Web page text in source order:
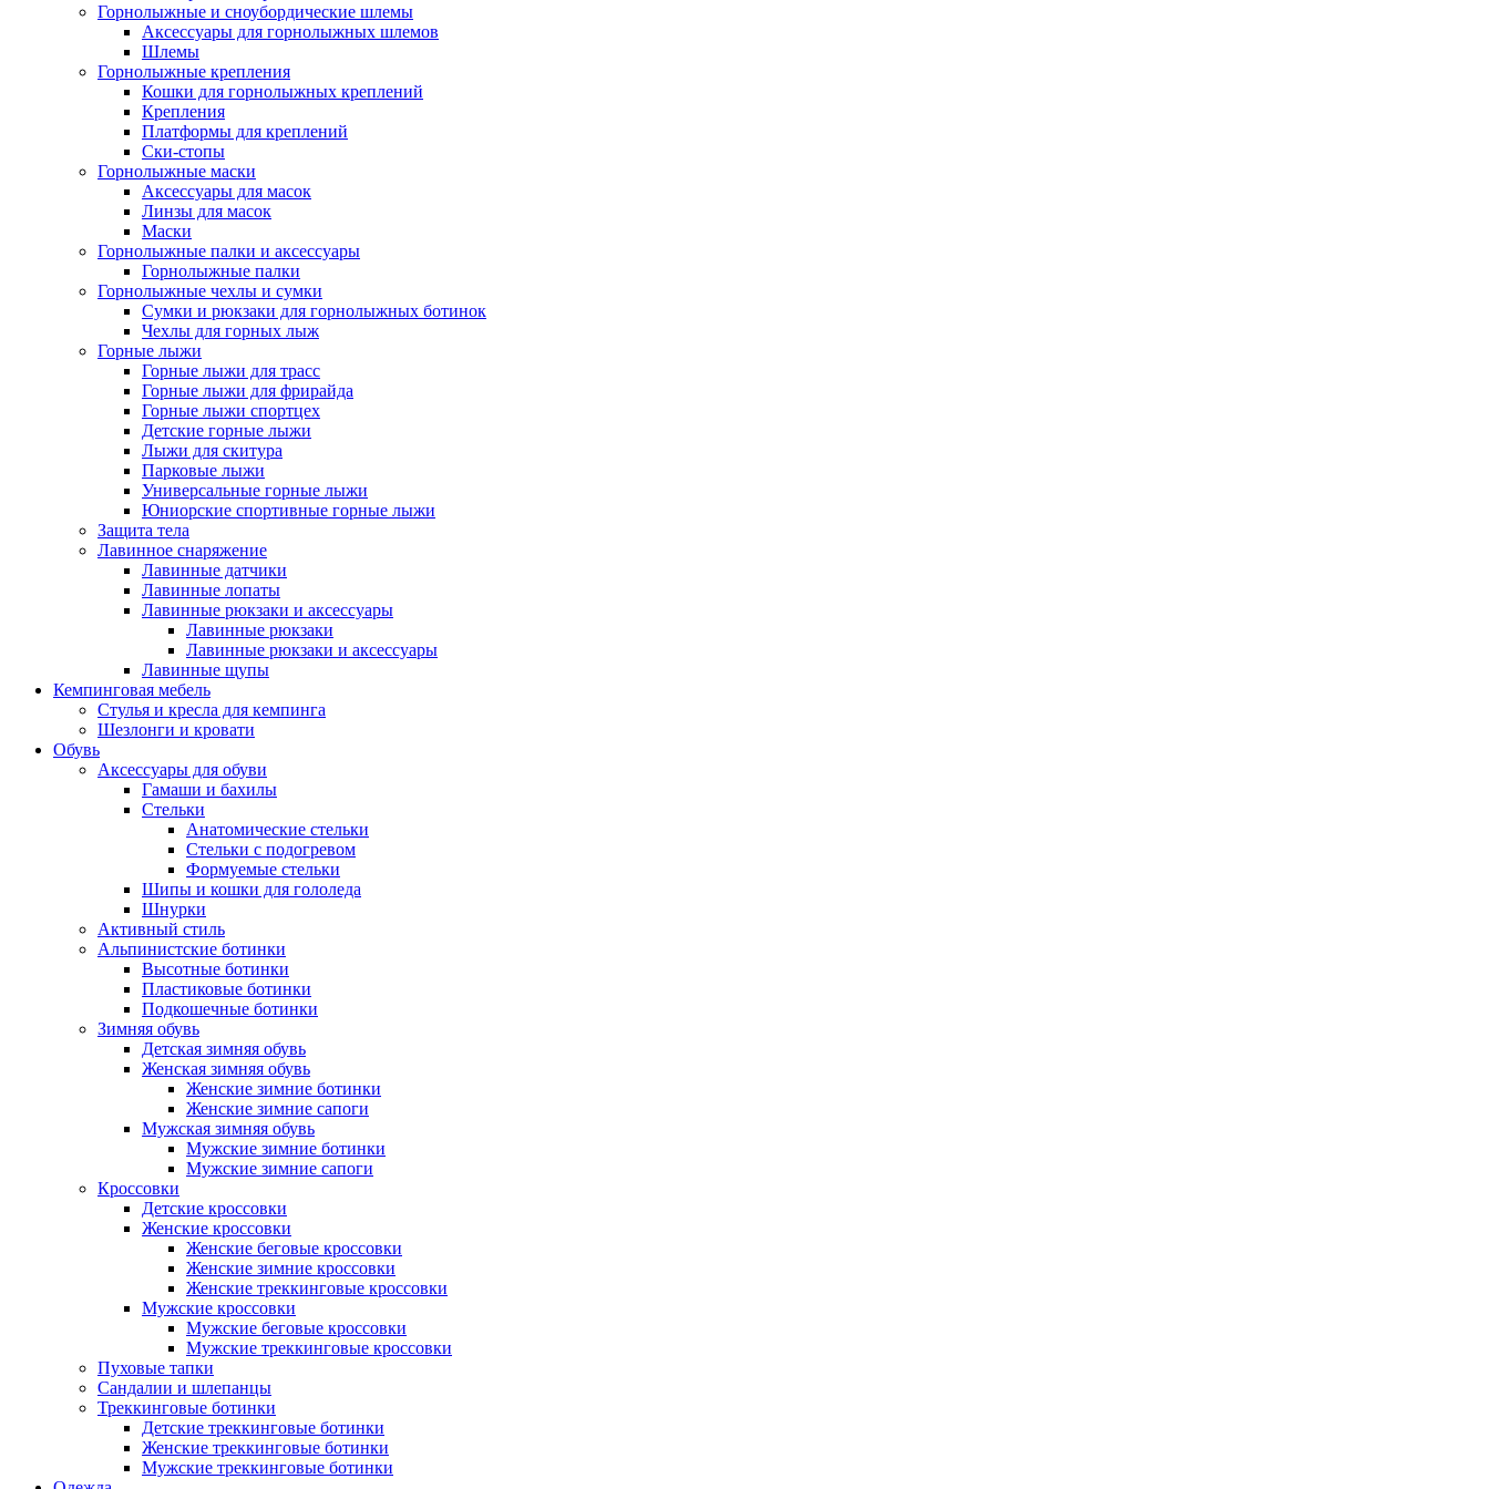
Горнолыжные и сноубордические шлемы
Аксессуары для горнолыжных шлемов
Шлемы
Горнолыжные крепления
Кошки для горнолыжных креплений
Крепления
Платформы для креплений
Ски-стопы
Горнолыжные маски
Аксессуары для масок
Линзы для масок
Маски
Горнолыжные палки и аксессуары
Горнолыжные палки
Горнолыжные чехлы и сумки
Сумки и рюкзаки для горнолыжных ботинок
Чехлы для горных лыж
Горные лыжи
Горные лыжи для трасс
Горные лыжи для фрирайда
Горные лыжи спортцех
Детские горные лыжи
Лыжи для скитура
Парковые лыжи
Универсальные горные лыжи
Юниорские спортивные горные лыжи
Защита тела
Лавинное снаряжение
Лавинные датчики
Лавинные лопаты
Лавинные рюкзаки и аксессуары
Лавинные рюкзаки
Лавинные рюкзаки и аксессуары
Лавинные щупы
Кемпинговая мебель
Стулья и кресла для кемпинга
Шезлонги и кровати
Обувь
Аксессуары для обуви
Гамаши и бахилы
Стельки
Анатомические стельки
Стельки с подогревом
Формуемые стельки
Шипы и кошки для гололеда
Шнурки
Активный стиль
Альпинистские ботинки
Высотные ботинки
Пластиковые ботинки
Подкошечные ботинки
Зимняя обувь
Детская зимняя обувь
Женская зимняя обувь
Женские зимние ботинки
Женские зимние сапоги
Мужская зимняя обувь
Мужские зимние ботинки
Мужские зимние сапоги
Кроссовки
Детские кроссовки
Женские кроссовки
Женские беговые кроссовки
Женские зимние кроссовки
Женские треккинговые кроссовки
Мужские кроссовки
Мужские беговые кроссовки
Мужские треккинговые кроссовки
Пуховые тапки
Сандалии и шлепанцы
Треккинговые ботинки
Детские треккинговые ботинки
Женские треккинговые ботинки
Мужские треккинговые ботинки